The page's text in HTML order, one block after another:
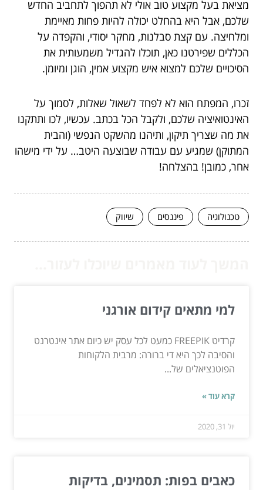
מציאת בעל מקצוע טוב אולי לא תהפוך לתחביב החדש
שלכם, אבל היא בהחלט יכולה להיות פחות מאיימת
ומלחיצה. עם קצת סבלנות, מחקר יסודי, והקפדה על
הכללים שפירטנו כאן, תוכלו להגדיל משמעותית את
הסיכויים שלכם למצוא איש מקצוע אמין, הוגן ומיומן.
זכרו, המפתח הוא לא לפחד לשאול שאלות, לסמוך על
האינטואיציה שלכם, ולקבל הכל בכתב. עכשיו, לכו ותתקנו
את מה שצריך תיקון, ותיהנו מהשקט הנפשי (והבית
המתוקן) שמגיע עם עבודה שבוצעה היטב… על ידי מישהו
אחר, כמובן! בהצלחה!
טכנולוגיה פיננסים שיווק
למי מתאים קידום אורגני
קרדיט FREEPIK כמעט לכל עסק יש כיום אתר אינטרנט
והסיבה לכך היא די ברורה: מרבית הלקוחות
הפוטנציאלים של...
קרא עוד »
יול 31, 2020
כאבים בפות: תסמינים, בדיקות